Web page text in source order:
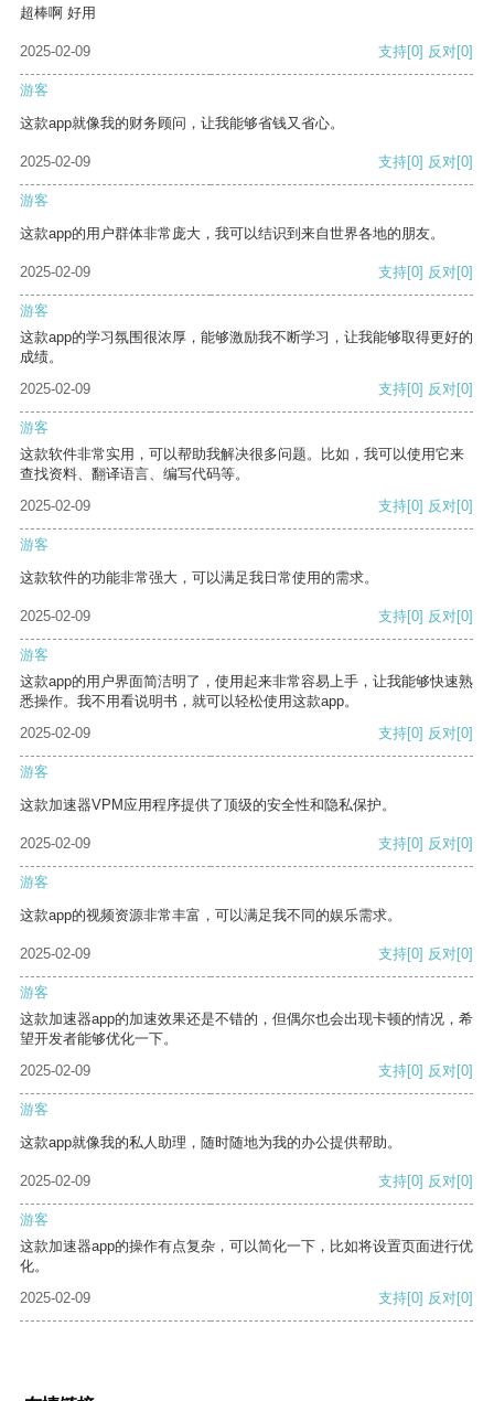
超棒啊 好用
2025-02-09 支持[0] 反对[0]
游客
这款app就像我的财务顾问，让我能够省钱又省心。
2025-02-09 支持[0] 反对[0]
游客
这款app的用户群体非常庞大，我可以结识到来自世界各地的朋友。
2025-02-09 支持[0] 反对[0]
游客
这款app的学习氛围很浓厚，能够激励我不断学习，让我能够取得更好的
成绩。
2025-02-09
支持[0] 反对[0]
游客
这款软件非常实用，可以帮助我解决很多问题。比如，我可以使用它来
查找资料、翻译语言、编写代码等。
2025-02-09
支持[0] 反对[0]
游客
这款软件的功能非常强大，可以满足我日常使用的需求。
2025-02-09 支持[0] 反对[0]
游客
这款app的用户界面简洁明了，使用起来非常容易上手，让我能够快速熟
悉操作。我不用看说明书，就可以轻松使用这款app。
2025-02-09
支持[0] 反对[0]
游客
这款加速器VPM应用程序提供了顶级的安全性和隐私保护。
2025-02-09 支持[0] 反对[0]
游客
这款app的视频资源非常丰富，可以满足我不同的娱乐需求。
2025-02-09 支持[0] 反对[0]
游客
这款加速器app的加速效果还是不错的，但偶尔也会出现卡顿的情况，希
望开发者能够优化一下。
2025-02-09
支持[0] 反对[0]
游客
这款app就像我的私人助理，随时随地为我的办公提供帮助。
2025-02-09 支持[0] 反对[0]
游客
这款加速器app的操作有点复杂，可以简化一下，比如将设置页面进行优
化。
2025-02-09
支持[0] 反对[0]